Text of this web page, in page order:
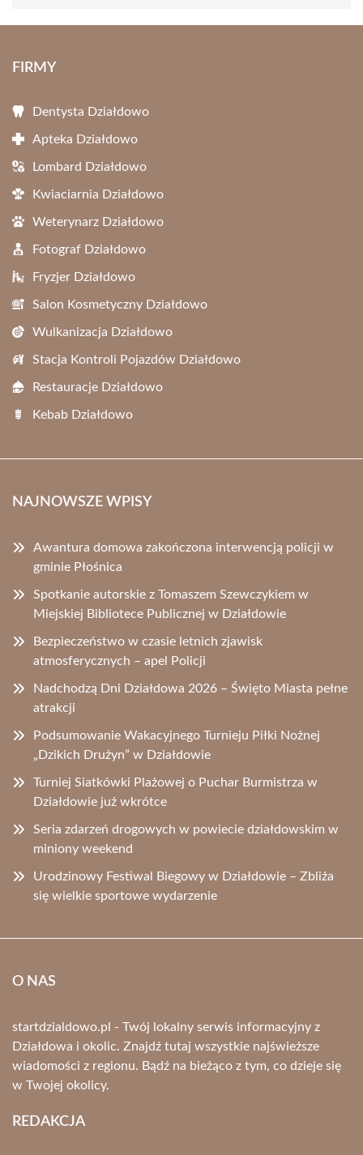
FIRMY
Dentysta Działdowo
Apteka Działdowo
Lombard Działdowo
Kwiaciarnia Działdowo
Weterynarz Działdowo
Fotograf Działdowo
Fryzjer Działdowo
Salon Kosmetyczny Działdowo
Wulkanizacja Działdowo
Stacja Kontroli Pojazdów Działdowo
Restauracje Działdowo
Kebab Działdowo
NAJNOWSZE WPISY
Awantura domowa zakończona interwencją policji w
gminie Płośnica
Spotkanie autorskie z Tomaszem Szewczykiem w
Miejskiej Bibliotece Publicznej w Działdowie
Bezpieczeństwo w czasie letnich zjawisk
atmosferycznych – apel Policji
Nadchodzą Dni Działdowa 2026 – Święto Miasta pełne
atrakcji
Podsumowanie Wakacyjnego Turnieju Piłki Nożnej
„Dzikich Drużyn” w Działdowie
Turniej Siatkówki Plażowej o Puchar Burmistrza w
Działdowie już wkrótce
Seria zdarzeń drogowych w powiecie działdowskim w
miniony weekend
Urodzinowy Festiwal Biegowy w Działdowie – Zbliża
się wielkie sportowe wydarzenie
O NAS
startdzialdowo.pl - Twój lokalny serwis informacyjny z
Działdowa i okolic. Znajdź tutaj wszystkie najświeższe
wiadomości z regionu. Bądź na bieżąco z tym, co dzieje się
w Twojej okolicy.
REDAKCJA